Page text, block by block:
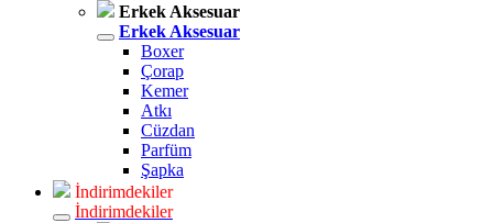
Erkek Aksesuar
Erkek Aksesuar
Boxer
Çorap
Kemer
Atkı
Cüzdan
Parfüm
Şapka
İndirimdekiler
İndirimdekiler